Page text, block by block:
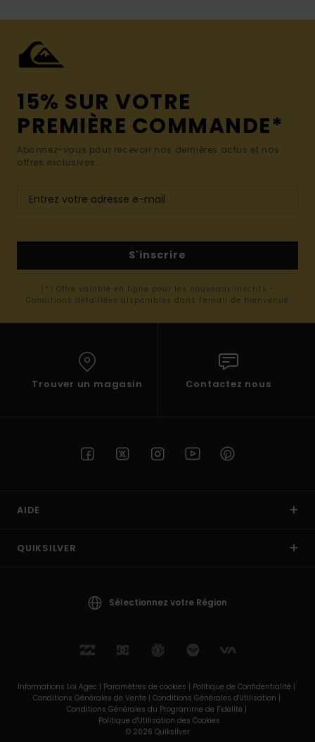
15% SUR VOTRE
PREMIÈRE COMMANDE*
Abonnez-vous pour recevoir nos dernières actus et nos
offres exclusives.
S'inscrire
(*) Offre valable en ligne pour les nouveaux inscrits -
Conditions détaillées disponibles dans l'email de bienvenue
Trouver un magasin Contactez nous
AIDE
QUIKSILVER
Sélectionnez votre Région
Informations Loi Agec | Paramètres de cookies | Politique de Confidentialité |
Conditions Générales de Vente | Conditions Générales d'Utilisation |
Conditions Générales du Programme de Fidélité |
Politique d'Utilisation des Cookies
© 2026 Quiksilver